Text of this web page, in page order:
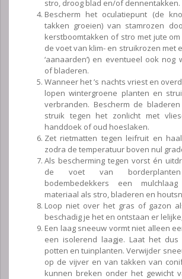
stro, droog blad en/of dennentakken.
Bescherm het oculatiepunt (de
takken groeien) van stamrozen
kerstboomtakken of stro met jute
de voet van klim- en struikrozen met
‘aanaarden’) en eventueel ook nog
of bladeren.
Wanneer het ’s nachts vriest en
lopen wintergroene planten en
verbranden. Bescherm de
struik tegen het zonlicht met
handdoek of oud hoeslaken.
Zet rietmatten tegen leifruit en
zodra de temperatuur boven nul
Als bescherming tegen vorst én
de voet van
bodembedekkers een
materiaal als stro, bladeren en
Loop niet over het gras of gazon
beschadig je het en ontstaan er
Een laag sneeuw vormt niet alleen
een isolerend laagje. Laat het dus
potten en tuinplanten. Verwijder
op de vijver en van takken van
kunnen breken onder het gewicht